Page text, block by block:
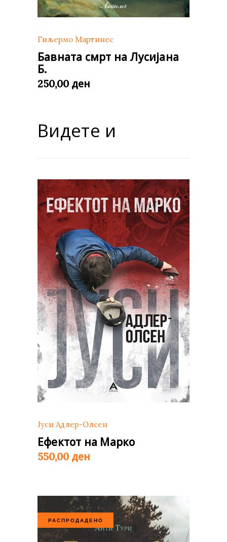
Гиљермо Мартинес
Бавната смрт на Лусијана
Б.
250,00 ден
Видете и
Јуси Адлер-Олсен
Ефектот на Марко
550,00 ден
РАСПРОДАДЕНО